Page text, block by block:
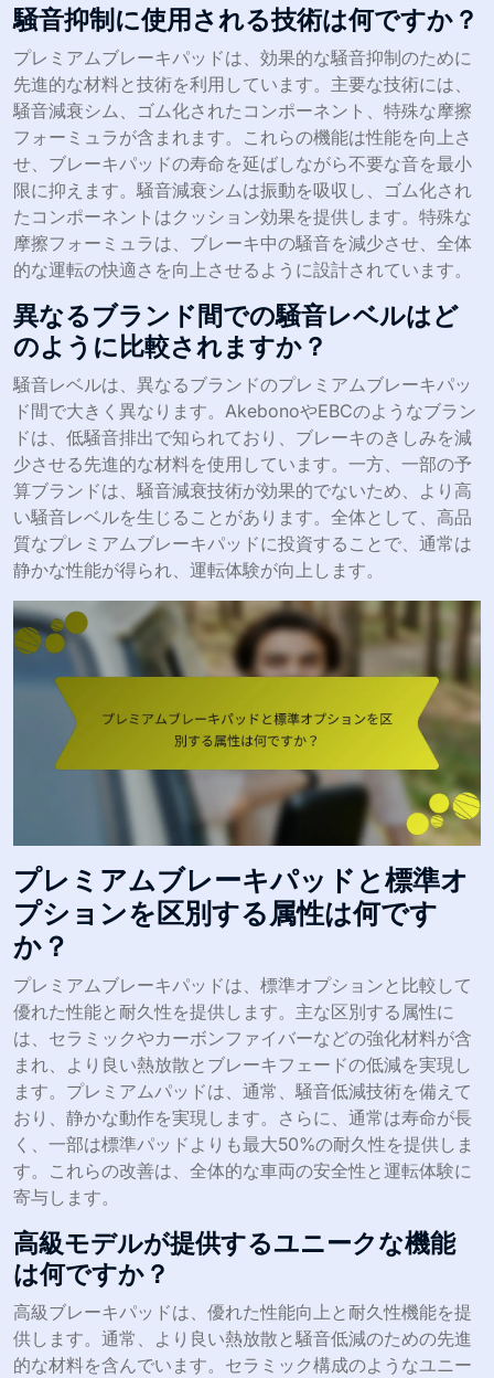
騒音抑制に使用される技術は何ですか？
プレミアムブレーキパッドは、効果的な騒音抑制のために
先進的な材料と技術を利用しています。主要な技術には、
騒音減衰シム、ゴム化されたコンポーネント、特殊な摩擦
フォーミュラが含まれます。これらの機能は性能を向上さ
せ、ブレーキパッドの寿命を延ばしながら不要な音を最小
限に抑えます。騒音減衰シムは振動を吸収し、ゴム化され
たコンポーネントはクッション効果を提供します。特殊な
摩擦フォーミュラは、ブレーキ中の騒音を減少させ、全体
的な運転の快適さを向上させるように設計されています。
異なるブランド間での騒音レベルはど
のように比較されますか？
騒音レベルは、異なるブランドのプレミアムブレーキパッ
ド間で大きく異なります。AkebonoやEBCのようなブラン
ドは、低騒音排出で知られており、ブレーキのきしみを減
少させる先進的な材料を使用しています。一方、一部の予
算ブランドは、騒音減衰技術が効果的でないため、より高
い騒音レベルを生じることがあります。全体として、高品
質なプレミアムブレーキパッドに投資することで、通常は
静かな性能が得られ、運転体験が向上します。
プレミアムブレーキパッドと標準オ
プションを区別する属性は何です
か？
プレミアムブレーキパッドは、標準オプションと比較して
優れた性能と耐久性を提供します。主な区別する属性に
は、セラミックやカーボンファイバーなどの強化材料が含
まれ、より良い熱放散とブレーキフェードの低減を実現し
ます。プレミアムパッドは、通常、騒音低減技術を備えて
おり、静かな動作を実現します。さらに、通常は寿命が長
く、一部は標準パッドよりも最大50%の耐久性を提供しま
す。これらの改善は、全体的な車両の安全性と運転体験に
寄与します。
高級モデルが提供するユニークな機能
は何ですか？
高級ブレーキパッドは、優れた性能向上と耐久性機能を提
供します。通常、より良い熱放散と騒音低減のための先進
的な材料を含んでいます。セラミック構成のようなユニー